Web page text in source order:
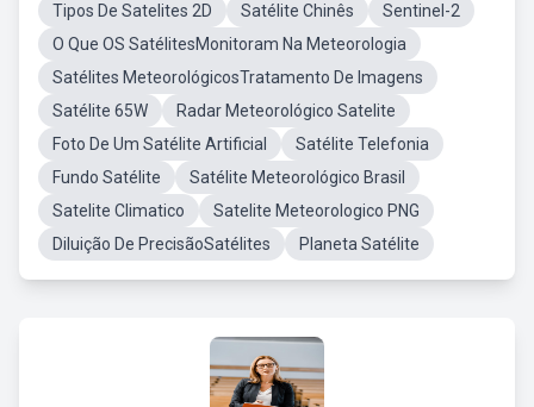
Tipos De Satelites 2D
Satélite Chinês
Sentinel-2
O Que OS SatélitesMonitoram Na Meteorologia
Satélites MeteorológicosTratamento De Imagens
Satélite 65W
Radar Meteorológico Satelite
Foto De Um Satélite Artificial
Satélite Telefonia
Fundo Satélite
Satélite Meteorológico Brasil
Satelite Climatico
Satelite Meteorologico PNG
Diluição De PrecisãoSatélites
Planeta Satélite